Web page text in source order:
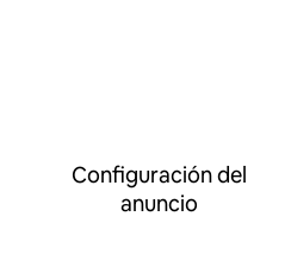
Configuración del
anuncio